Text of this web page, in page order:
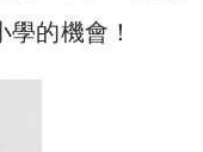
的機會！